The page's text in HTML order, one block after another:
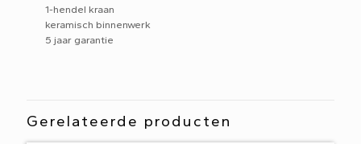
1-hendel kraan
keramisch binnenwerk
5 jaar garantie
Gerelateerde producten